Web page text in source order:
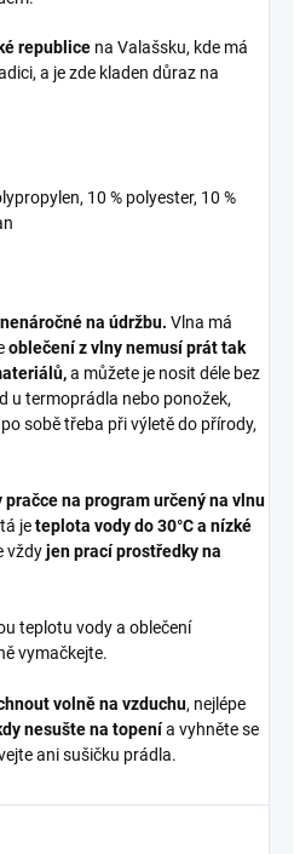
republice na Valašsku, kde má
a je zde kladen důraz na
10 % polyester, 10 %
nenáročné na údržbu. Vlna má
oblečení z vlny nemusí prát tak
a můžete je nosit déle bez
u termoprádla nebo ponožek,
sobě třeba při výletě do přírody,
pračce na program určený na vlnu
jeteplota vody do 30°C a nízké
vždyjen prací prostředky na
teplotu vody a oblečení
vymačkejte.
volně na vzduchu, nejlépe
nesušte na topenía vyhněte se
ani sušičku prádla.